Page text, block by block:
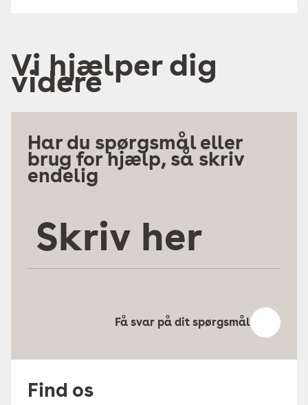
Vi hjælper dig
videre
Har du spørgsmål eller
brug for hjælp, så skriv
endelig
her
Få svar på dit spørgsmål
Find os